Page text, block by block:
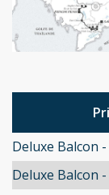
Deluxe Balcon
Deluxe Balcon